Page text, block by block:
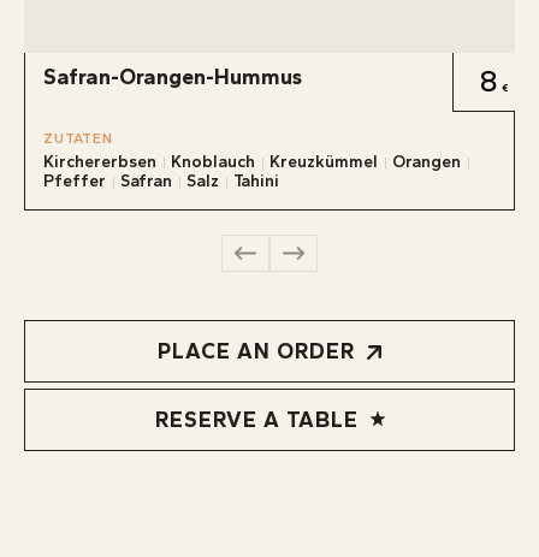
Safran-Orangen-Hummus 8
ZUTATEN
Kirchererbsen Knoblauch Kreuzkümmel
Orangen
Pfeffer
Safran Salz Tahini
PLACE AN ORDER
RESERVE A TABLE